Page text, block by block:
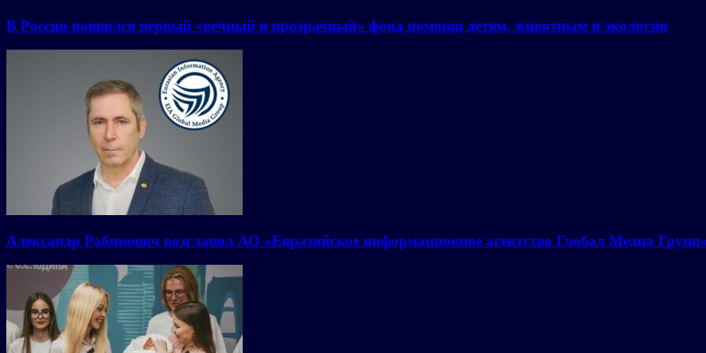
В России появился первый «вечный и прозрачный» фонд помощи детям, животным и экологии
Александр Рабинович возглавил АО «Евразийское информационное агентство Глобал Медиа